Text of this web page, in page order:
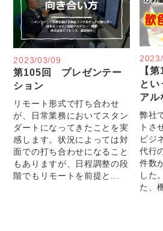
2023/03/09
第105回 プレゼンテー
ション
リモート形式で打ち合わせ
が、日常業務においてスタン
ダートになってきたことを実
感します。状況によっては対
面での打ち合わせになること
もありますが、日程調整の段
階でもリモートを前提と...
【
と
アル
弊社
トさ
ビジ
代行
件数
した
た、